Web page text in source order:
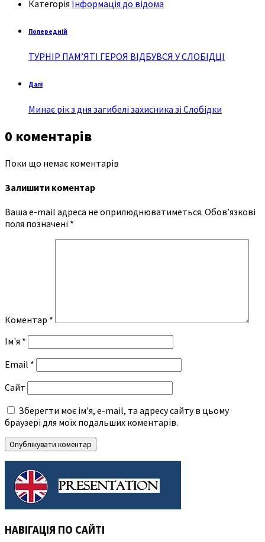
Категорія Інформація до відома
Попередній
ТУРНІР ПАМ’ЯТІ ГЕРОЯ ВІДБУВСЯ У СЛОБІДЦІ
Далі
Минає рік з дня загибелі захисника зі Слобідки
0 коментарів
Поки що немає коментарів
Залишити коментар
Ваша e-mail адреса не оприлюднюватиметься. Обов’язкові
поля позначені *
Коментар *
Ім'я *
Email *
Сайт
Зберегти моє ім'я, e-mail, та адресу сайту в цьому
браузері для моїх подальших коментарів.
НАВІГАЦІЯ ПО САЙТІ